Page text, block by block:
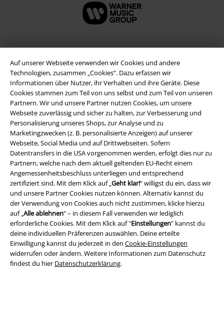
Auf unserer Webseite verwenden wir Cookies und andere
Technologien, zusammen „Cookies“. Dazu erfassen wir
Informationen über Nutzer, ihr Verhalten und ihre Geräte. Diese
Cookies stammen zum Teil von uns selbst und zum Teil von unseren
Partnern. Wir und unsere Partner nutzen Cookies, um unsere
Webseite zuverlässig und sicher zu halten, zur Verbesserung und
Personalisierung unseres Shops, zur Analyse und zu
Marketingzwecken (z. B. personalisierte Anzeigen) auf unserer
Webseite, Social Media und auf Drittwebseiten. Sofern
Datentransfers in die USA vorgenommen werden, erfolgt dies nur zu
Partnern, welche nach dem aktuell geltenden EU-Recht einem
Angemessenheitsbeschluss unterliegen und entsprechend
zertifiziert sind. Mit dem Klick auf „Geht klar!“ willigst du ein, dass wir
und unsere Partner Cookies nutzen können. Alternativ kannst du
der Verwendung von Cookies auch nicht zustimmen, klicke hierzu
auf „Alle ablehnen“ – in diesem Fall verwenden wir lediglich
erforderliche Cookies. Mit dem Klick auf "Einstellungen" kannst du
deine individuellen Präferenzen auswählen. Deine erteilte
Einwilligung kannst du jederzeit in den Cookie-Einstellungen
widerrufen oder ändern. Weitere Informationen zum Datenschutz
findest du hier Datenschutzerklärung.
Rechtliches
AGB
Impressum
Datenschutz
Entsorgung und Umweltschutz
Konformitätserklärung
Information zur Barrierefreiheit